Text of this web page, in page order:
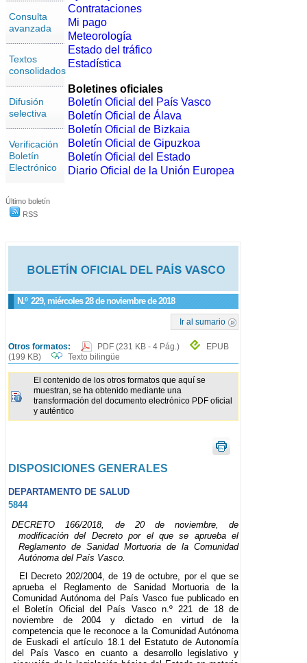
Consulta
avanzada
Textos
consolidados
Difusión
selectiva
Verificación
Boletín
Electrónico
Último boletín
RSS
N.º 229, miércoles 28 de noviembre de 2018
Ir al sumario
Otros formatos: PDF (231 KB - 4 Pág.)
EPUB
(199 KB)
Texto bilingüe
El contenido de los otros formatos que aquí se
muestran, se ha obtenido mediante una
transformación del documento electrónico PDF oficial
y auténtico
DISPOSICIONES GENERALES
DEPARTAMENTO DE SALUD
5844
DECRETO 166/2018, de 20 de noviembre, de
modificación del Decreto por el que se aprueba el
Reglamento de Sanidad Mortuoria de la Comunidad
Autónoma del País Vasco.
El Decreto 202/2004, de 19 de octubre, por el que se
aprueba el Reglamento de Sanidad Mortuoria de la
Comunidad Autónoma del País Vasco fue publicado en
el Boletín Oficial del País Vasco n.º 221 de 18 de
noviembre de 2004 y dictado en virtud de la
competencia que le reconoce a la Comunidad Autónoma
de Euskadi el artículo 18.1 del Estatuto de Autonomía
del País Vasco en cuanto a desarrollo legislativo y
Contrataciones
Mi pago
Meteorología
Estado del tráfico
Estadística
Boletines oficiales
Boletín Oficial del País Vasco
Boletín Oficial de Álava
Boletín Oficial de Bizkaia
Boletín Oficial de Gipuzkoa
Boletín Oficial del Estado
Diario Oficial de la Unión Europea